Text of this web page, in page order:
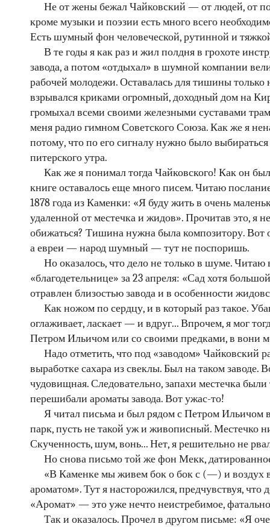
Не от жены бежал Чайковский — от людей, от
кроме музыки и поэзии есть много всего
Есть шумный фон человеческой, рутинной и
В те годы я как раз и жил полдня в грохоте
завода, а потом «отдыхал» в шумной компании
рабочей молодежи. Оставалась для тишины только
взрывался криками огромный, доходный дом на
громыхал всеми своими железными суставами
меня радио гимном Советского Союза. Как же я
потому, что по его сигналу нужно было
питерского утра.
Как же я понимал тогда Чайковского! Как он
книге оставалось еще много писем. Читаю
1878 года из Каменки: «Я буду жить в очень
удаленной от местечка и жидов». Прочитав это, я
обижаться? Тишина нужна была композитору. Вот
а евреи — народ шумный — тут не поспоришь.
Но оказалось, что дело не только в шуме. Читаю
«благодетельнице» за 23 апреля: «Сад хотя
отравлен близостью завода и в особенности
Как ножом по сердцу, и в который раз такое.
оглаживает, ласкает — и вдруг... Впрочем, я мог
Петром Ильичом или со своими предками, в вони
Надо отметить, что под «заводом» Чайковский
выработке сахара из свеклы. Был на таком заводе.
чудовищная. Следовательно, запахи местечка
перешибали ароматы завода. Вот ужас-то!
Я читал письма и был рядом с Петром Ильичом
парк, пусть не такой уж и живописный. Местечко
Скученность, шум, вонь... Нет, я решительно не
Но снова письмо той же фон Мекк,
«В Каменке мы живем бок о бок с (—) и воздух
ароматом». Тут я насторожился, предчувствуя, что
«Аромат» — это уже нечто неистребимое,
Так и оказалось. Прочел в другом письме: «Я